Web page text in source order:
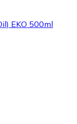
EKO 500ml